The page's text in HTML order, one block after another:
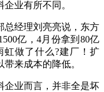
业有所不同。
总经理刘亮亮说，东方
亿，4月份拿到80亿
虹做了什么?建厂！扩
来成本的降低。
企业而言，并非全是坏